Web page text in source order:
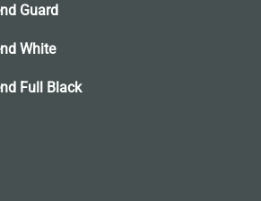
Guard
White
Full Black